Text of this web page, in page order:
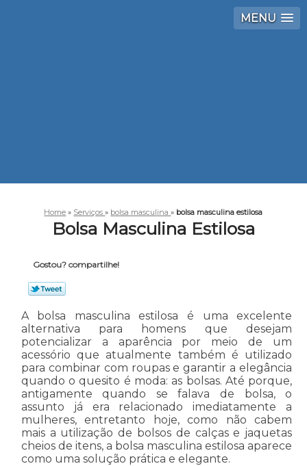
MENU
Home » Serviços» bolsa masculina» bolsa masculina estilosa
Bolsa Masculina Estilosa
Gostou? compartilhe!
A bolsa masculina estilosa é uma excelente
alternativa para homens que desejam
potencializar a aparência por meio de um
acessório que atualmente também é utilizado
para combinar com roupas e garantir a elegância
quando o quesito é moda: as bolsas. Até porque,
antigamente quando se falava de bolsa, o
assunto já era relacionado imediatamente a
mulheres, entretanto hoje, como não cabem
mais a utilização de bolsos de calças e jaquetas
cheios de itens, a bolsa masculina estilosa aparece
como uma solução prática e elegante.